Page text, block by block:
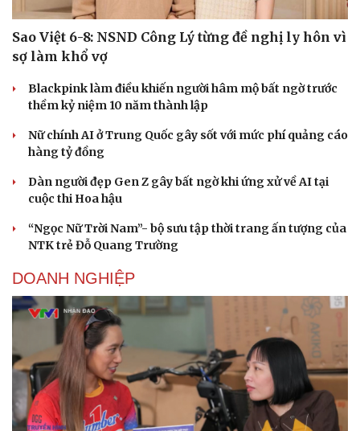
Du lịch
Tư vấn
Săn Tour
check-in
Đọc truyện đêm khuya
Cửa sổ tình yêu
Kể chuyện cho bé
Hạt giống tâm hồn
Sao Việt 6-8: NSND Công Lý từng đề nghị ly hôn vì
sợ làm khổ vợ
Blackpink làm điều khiến người hâm mộ bất ngờ trước
thềm kỷ niệm 10 năm thành lập
Nữ chính AI ở Trung Quốc gây sốt với mức phí quảng cáo
hàng tỷ đồng
Dàn người đẹp Gen Z gây bất ngờ khi ứng xử về AI tại
cuộc thi Hoa hậu
“Ngọc Nữ Trời Nam”- bộ sưu tập thời trang ấn tượng của
NTK trẻ Đỗ Quang Trường
DOANH NGHIỆP